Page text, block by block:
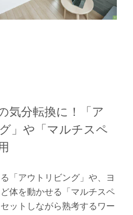
気分転換に！
「ア
」や「マルチスペ
「アウトリビング」や、ヨ
体を動かせる「マルチスペ
ットしながら熟考するワー